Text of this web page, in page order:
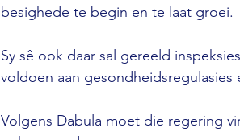
besighede te begin en te laat groei.
Sy sê ook daar sal gereeld
voldoen aan gesondheidsregulasies
Volgens Dabula moet die regering